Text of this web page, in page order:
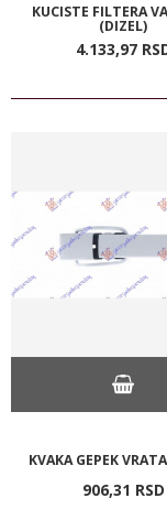
KUCISTE FILTERA
(DIZEL)
4.133,97
KVAKA GEPEK
906,31 RSD